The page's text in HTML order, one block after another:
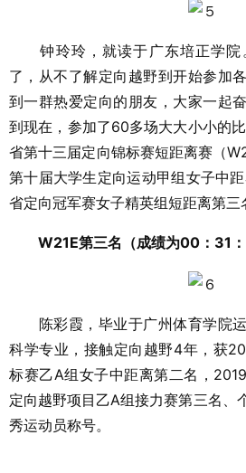
钟玲玲，就读于广东培正学院
了，从不了解定向越野到开始参加
到一群热爱定向的朋友，大家一起
到现在，参加了60多场大大小小的
省第十三届定向锦标赛短距离赛（
第十届大学生定向运动甲组女子中
省定向冠军赛女子精英组短距离第三
W21E第三名（成绩为00：31
陈彩霞，毕业于广州体育学院运
科学专业，接触定向越野4年，获
标赛乙A组女子中距离第二名，
定向越野项目乙A组接力赛第三名、
秀运动员称号。